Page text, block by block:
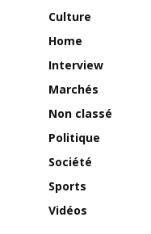
Culture
Home
Interview
Marchés
Non classé
Politique
Société
Sports
Vidéos